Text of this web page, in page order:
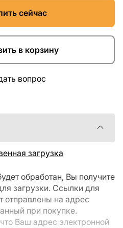
сейчас
в корзину
вопрос
загрузка
обработан, Вы получите
загрузки. Ссылки для
отправлены на адрес
при покупке.
Ваш адрес электронной